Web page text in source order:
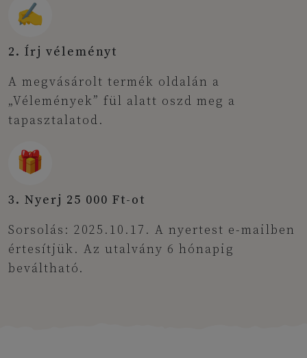
✍️
2. Írj véleményt
A megvásárolt termék oldalán a
„Vélemények” fül alatt oszd meg a
tapasztalatod.
🎁
3. Nyerj 25 000 Ft-ot
Sorsolás: 2025.10.17. A nyertest e-mailben
értesítjük. Az utalvány 6 hónapig
beváltható.